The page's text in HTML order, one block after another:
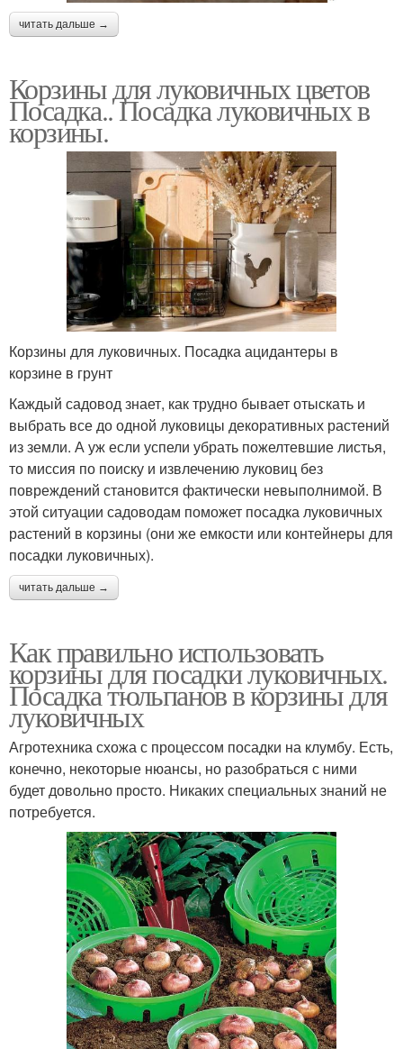
читать дальше →
Корзины для луковичных цветов
Посадка.. Посадка луковичных в
корзины.
Корзины для луковичных. Посадка ацидантеры в
корзине в грунт
Каждый садовод знает, как трудно бывает отыскать и
выбрать все до одной луковицы декоративных растений
из земли. А уж если успели убрать пожелтевшие листья,
то миссия по поиску и извлечению луковиц без
повреждений становится фактически невыполнимой. В
этой ситуации садоводам поможет посадка луковичных
растений в корзины (они же емкости или контейнеры для
посадки луковичных).
читать дальше →
Как правильно использовать
корзины для посадки луковичных.
Посадка тюльпанов в корзины для
луковичных
Агротехника схожа с процессом посадки на клумбу. Есть,
конечно, некоторые нюансы, но разобраться с ними
будет довольно просто. Никаких специальных знаний не
потребуется.